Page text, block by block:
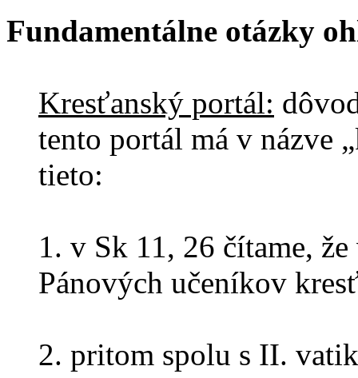
Fundamentálne otázky
Kresťanský portál:
tento portál má v názve
tieto:
1. v Sk 11, 26 čítame,
Pánových učeníkov
2. pritom spolu s II.